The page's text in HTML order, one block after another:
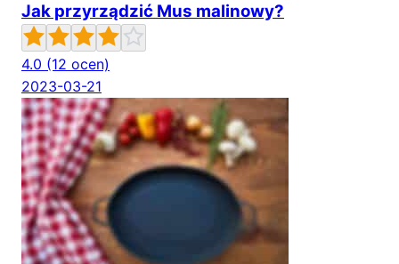
Jak przyrządzić Mus malinowy?
4.0 (12 ocen)
2023-03-21